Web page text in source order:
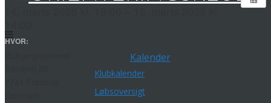
Kalender
Klubkalender
Løbsoversigt
HVOR: